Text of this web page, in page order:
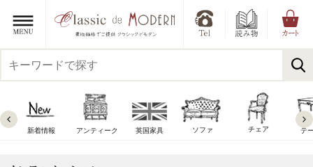
新着情報 アンティーク 英国家具 ソファ チェア テ